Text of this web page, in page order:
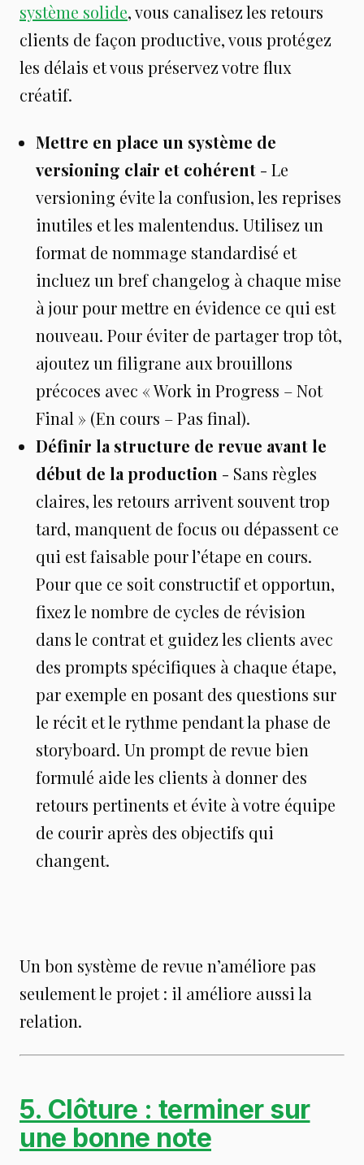
système solide, vous canalisez les retours
clients de façon productive, vous protégez
les délais et vous préservez votre flux
créatif.
Mettre en place un système de
versioning clair et cohérent - Le
versioning évite la confusion, les reprises
inutiles et les malentendus. Utilisez un
format de nommage standardisé et
incluez un bref changelog à chaque mise
à jour pour mettre en évidence ce qui est
nouveau. Pour éviter de partager trop tôt,
ajoutez un filigrane aux brouillons
précoces avec « Work in Progress – Not
Final » (En cours – Pas final).
Définir la structure de revue avant le
début de la production - Sans règles
claires, les retours arrivent souvent trop
tard, manquent de focus ou dépassent ce
qui est faisable pour l’étape en cours.
Pour que ce soit constructif et opportun,
fixez le nombre de cycles de révision
dans le contrat et guidez les clients avec
des prompts spécifiques à chaque étape,
par exemple en posant des questions sur
le récit et le rythme pendant la phase de
storyboard. Un prompt de revue bien
formulé aide les clients à donner des
retours pertinents et évite à votre équipe
de courir après des objectifs qui
changent.
Un bon système de revue n’améliore pas
seulement le projet : il améliore aussi la
relation.
5. Clôture : terminer sur
une bonne note